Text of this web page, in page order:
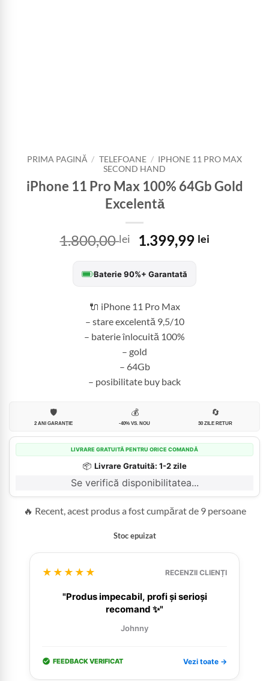
PRIMA PAGINĂ / TELEFOANE / IPHONE 11 PRO MAX
SECOND HAND
iPhone 11 Pro Max 100% 64Gb Gold
Excelentă
1.800,00lei
Prețul
a
fost:
1.399,99 leiPrețul
Baterie 90%+ Garantată
🔌 iPhone 11 Pro Max
– stare excelentă 9,5/10
– baterie înlocuită 100%
– gold
– 64Gb
– posibilitate buy back
🛡️
2 ANI GARANȚIE
💰
-40% VS. NOU
🔄
30 ZILE RETUR
LIVRARE GRATUITĂ PENTRU ORICE COMANDĂ
📦 Livrare Gratuită: 1-2 zile
Se verifică disponibilitatea...
🔥 Recent, acest produs a fost cumpărat de 9 persoane
Stoc epuizat
★★★★★ RECENZII CLIENȚI
"Produs impecabil, profi și serioși
recomand ✨"
Johnny
FEEDBACK VERIFICAT Vezi toate →